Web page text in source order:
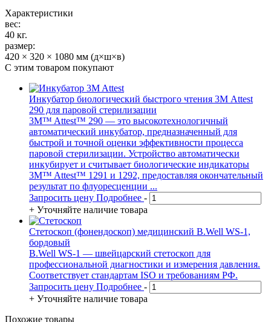
Характеристики
вес:
40 кг.
размер:
420 × 320 × 1080 мм (д×ш×в)
С этим товаром покупают
Инкубатор биологический быстрого чтения 3М Attest
290 для паровой стерилизации
3M™ Attest™ 290 — это высокотехнологичный
автоматический инкубатор, предназначенный для
быстрой и точной оценки эффективности процесса
паровой стерилизации. Устройство автоматически
инкубирует и считывает биологические индикаторы
3M™ Attest™ 1291 и 1292, предоставляя окончательный
результат по флуоресценции ...
Запросить цену Подробнее -
+ Уточняйте наличие товара
Стетоскоп (фонендоскоп) медицинский B.Well WS-1,
бордовый
B.Well WS-1 — швейцарский стетоскоп для
профессиональной диагностики и измерения давления.
Соответствует стандартам ISO и требованиям РФ.
Запросить цену Подробнее -
+ Уточняйте наличие товара
Похожие товары